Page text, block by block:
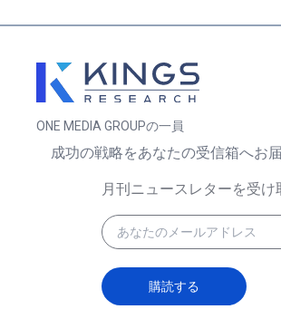
ONE MEDIA GROUPの一員
成功の戦略をあなたの受信箱へお
月刊ニュースレターを受け
購読する